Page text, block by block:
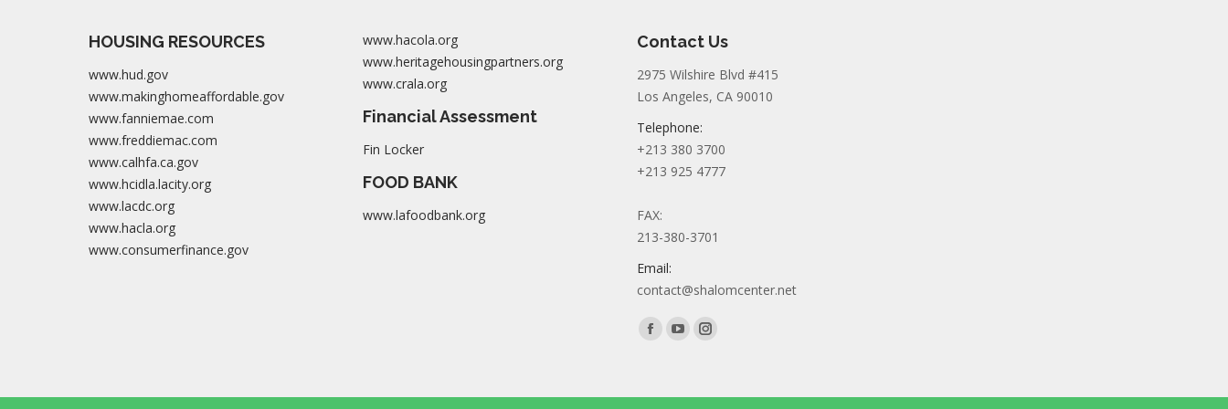
HOUSING RESOURCES
www.hud.gov
www.makinghomeaffordable.gov
www.fanniemae.com
www.freddiemac.com
www.calhfa.ca.gov
www.hcidla.lacity.org
www.lacdc.org
www.hacla.org
www.consumerfinance.gov
www.hacola.org
www.heritagehousingpartners.org
www.crala.org
Financial Assessment
Fin Locker
FOOD BANK
www.lafoodbank.org
Contact Us
2975 Wilshire Blvd #415
Los Angeles, CA 90010
Telephone:
+213 380 3700
+213 925 4777
FAX:
213-380-3701
Email:
contact@shalomcenter.net
Find us on:
Facebook
YouTubeInstagram